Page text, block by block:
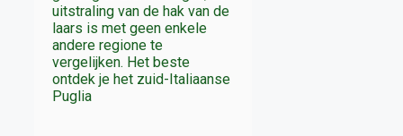
uitstraling van de hak van de
laars is met geen enkele
andere regione te
vergelijken. Het beste
ontdek je het zuid-Italiaanse
Puglia